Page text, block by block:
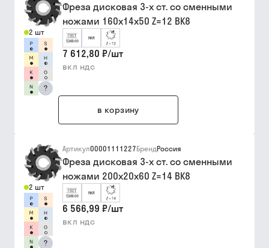
2 шт
?
Фреза дисковая 3-х ст. со сменными
ножами 160х14х50 Z=12 ВК8
7 612,80 ₽/шт
вкл ндс
в корзину
2 шт
?
Артикул00001111227БрендРоссия
Фреза дисковая 3-х ст. со сменными
ножами 200х20х60 Z=14 ВК8
6 566,99 ₽/шт
вкл ндс